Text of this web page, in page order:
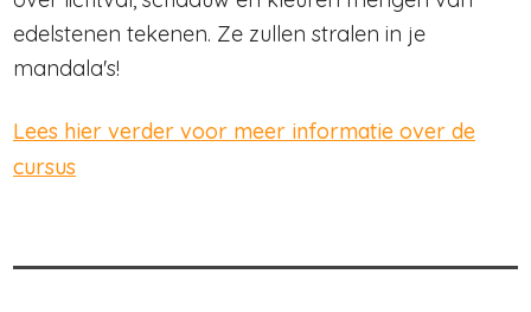
edelstenen tekenen. Ze zullen stralen in je
mandala's!
Lees hier verder voor meer informatie over de
cursus